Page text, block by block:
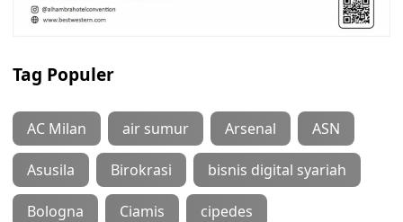
Tag Populer
AC Milan air sumur Arsenal ASN
Asusila Birokrasi bisnis digital syariah
Bologna Ciamis cipedes